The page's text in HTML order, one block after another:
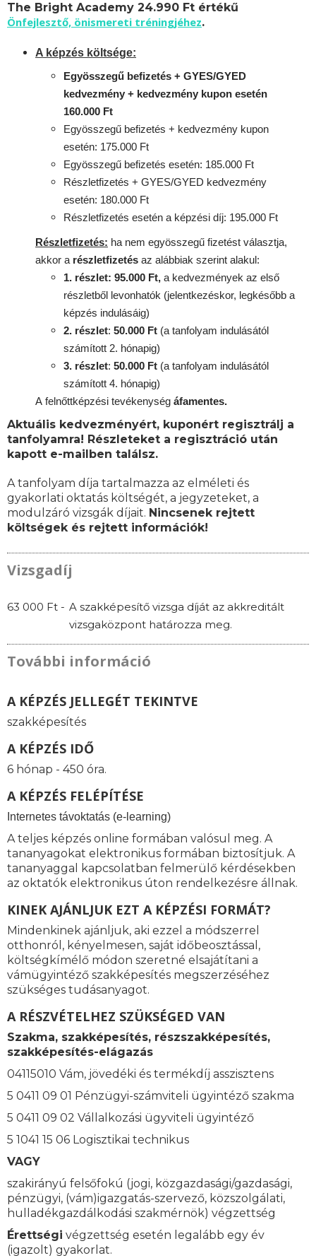
The Bright Academy 24.990 Ft értékű
Önfejlesztő, önismereti tréningjéhez.
A képzés költsége:
Egyösszegű befizetés + GYES/GYED
kedvezmény + kedvezmény kupon esetén
160.000 Ft
Egyösszegű befizetés + kedvezmény kupon
esetén: 175.000 Ft
Egyösszegű befizetés esetén: 185.000 Ft
Részletfizetés + GYES/GYED kedvezmény
esetén: 180.000 Ft
Részletfizetés esetén a képzési díj: 195.000 Ft
Részletfizetés: ha nem egyösszegű fizetést választja,
akkor a részletfizetés az alábbiak szerint alakul:
1. részlet: 95.000 Ft, a kedvezmények az első
részletből levonhatók (jelentkezéskor, legkésőbb a
képzés indulásáig)
2. részlet: 50.000 Ft (a tanfolyam indulásától
számított 2. hónapig)
3. részlet: 50.000 Ft (a tanfolyam indulásától
számított 4. hónapig)
A felnőttképzési tevékenység áfamentes.
Aktuális kedvezményért, kuponért regisztrálj a
tanfolyamra! Részleteket a regisztráció után
kapott e-mailben találsz.
A tanfolyam díja tartalmazza az elméleti és
gyakorlati oktatás költségét, a jegyzeteket, a
modulzáró vizsgák díjait. Nincsenek rejtett
költségek és rejtett információk!
Vizsgadíj
63 000 Ft - A szakképesítő vizsga díját az akkreditált
vizsgaközpont határozza meg.
További információ
A KÉPZÉS JELLEGÉT TEKINTVE
szakképesítés
A KÉPZÉS IDŐ
6 hónap - 450 óra.
A KÉPZÉS FELÉPÍTÉSE
nternetes távoktatás (e-learning)
A teljes képzés online formában valósul meg. A
tananyagokat elektronikus formában biztosítjuk. A
tananyaggal kapcsolatban felmerülő kérdésekben
az oktatók elektronikus úton rendelkezésre állnak.
KINEK AJÁNLJUK EZT A KÉPZÉSI FORMÁT?
Mindenkinek ajánljuk, aki ezzel a módszerrel
otthonról, kényelmesen, saját időbeosztással,
költségkímélő módon szeretné elsajátítani a
vámügyintéző szakképesítés megszerzéséhez
szükséges tudásanyagot.
A RÉSZVÉTELHEZ SZÜKSÉGED VAN
Szakma, szakképesítés, részszakképesítés,
szakképesítés-elágazás
04115010 Vám, jövedéki és termékdíj asszisztens
5 0411 09 01 Pénzügyi-számviteli ügyintéző szakma
5 0411 09 02 Vállalkozási ügyviteli ügyintéző
5 1041 15 06 Logisztikai technikus
VAGY
szakirányú felsőfokú (jogi, közgazdasági/gazdasági,
pénzügyi, (vám)igazgatás-szervező, közszolgálati,
hulladékgazdálkodási szakmérnök) végzettség
Érettségi végzettség esetén legalább egy év
(igazolt) gyakorlat.